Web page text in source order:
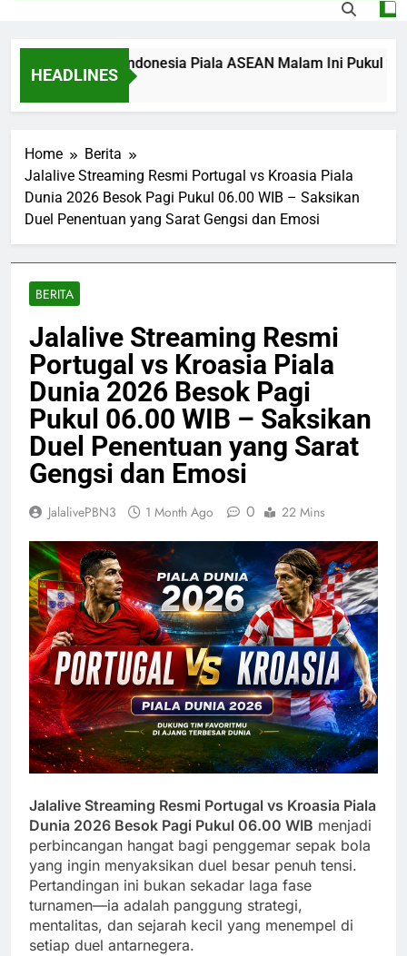
HEADLINES
vs Indonesia Piala ASEAN Malam Ini Pukul 20.00
Home
Berita
Jalalive Streaming Resmi Portugal vs Kroasia Piala
Dunia 2026 Besok Pagi Pukul 06.00 WIB – Saksikan
Duel Penentuan yang Sarat Gengsi dan Emosi
BERITA
Jalalive Streaming Resmi
Portugal vs Kroasia Piala
Dunia 2026 Besok Pagi
Pukul 06.00 WIB – Saksikan
Duel Penentuan yang Sarat
Gengsi dan Emosi
JalalivePBN3 1 Month Ago 0 22 Mins
Jalalive Streaming Resmi Portugal vs Kroasia Piala
Dunia 2026 Besok Pagi Pukul 06.00 WIB menjadi
perbincangan hangat bagi penggemar sepak bola
yang ingin menyaksikan duel besar penuh tensi.
Pertandingan ini bukan sekadar laga fase
turnamen—ia adalah panggung strategi,
mentalitas, dan sejarah kecil yang menempel di
setiap duel antarnegera.